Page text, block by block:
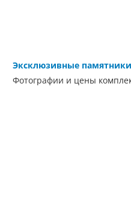
Эксклюзивные
Фотографии и цены